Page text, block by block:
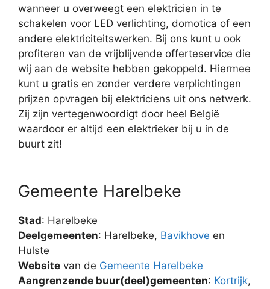
wanneer u overweegt een elektricien in te
schakelen voor LED verlichting, domotica of een
andere elektriciteitswerken. Bij ons kunt u ook
profiteren van de vrijblijvende offerteservice die
wij aan de website hebben gekoppeld. Hiermee
kunt u gratis en zonder verdere verplichtingen
prijzen opvragen bij elektriciens uit ons netwerk.
Zij zijn vertegenwoordigt door heel België
waardoor er altijd een elektrieker bij u in de
buurt zit!
Gemeente Harelbeke
Stad: Harelbeke
Deelgemeenten: Harelbeke, Bavikhove en
Hulste
Website van de Gemeente Harelbeke
Aangrenzende buur(deel)gemeenten: Kortrijk,